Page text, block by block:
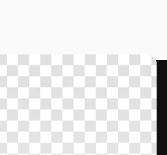
Começar Empresa